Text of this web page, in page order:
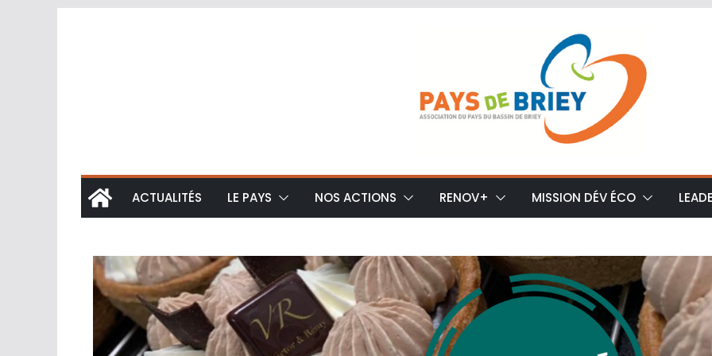
ACTUALITÉS LE PAYS NOS ACTIONS RENOV+ MISSION DÉV ÉCO